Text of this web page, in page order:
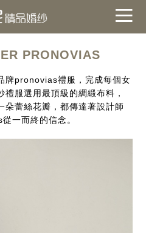
PRONOVIAS
牌pronovias禮服，完成每個女
服選用最頂級的綢緞布料，
朵蕾絲花瓣，都傳達著設計師
一而終的信念。